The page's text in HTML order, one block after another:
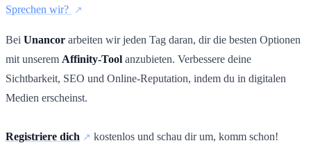
Sprechen wir?
Bei Unancor arbeiten wir jeden Tag daran, dir die besten Optionen
mit unserem Affinity-Tool anzubieten. Verbessere deine
Sichtbarkeit, SEO und Online-Reputation, indem du in digitalen
Medien erscheinst.
Registriere dich kostenlos und schau dir um, komm schon!